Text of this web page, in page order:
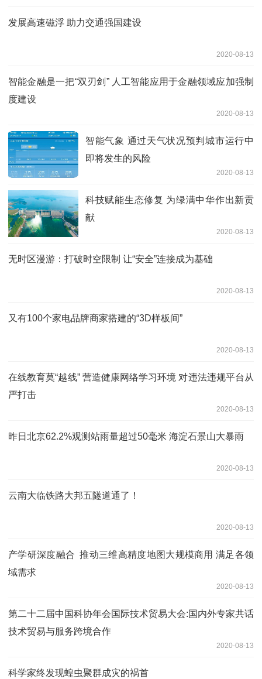
发展高速磁浮 助力交通强国建设
2020-08-13
智能金融是一把“双刃剑” 人工智能应用于金融领域应加强制
度建设
2020-08-13
智能气象 通过天气状况预判城市运行中
即将发生的风险
2020-08-13
科技赋能生态修复 为绿满中华作出新贡
献
2020-08-13
无时区漫游：打破时空限制 让“安全”连接成为基础
2020-08-13
又有100个家电品牌商家搭建的“3D样板间”
2020-08-13
在线教育莫“越线” 营造健康网络学习环境 对违法违规平台从
严打击
2020-08-13
昨日北京62.2%观测站雨量超过50毫米 海淀石景山大暴雨
2020-08-13
云南大临铁路大邦五隧道通了！
2020-08-13
产学研深度融合 推动三维高精度地图大规模商用 满足各领
域需求
2020-08-13
第二十二届中国科协年会国际技术贸易大会:国内外专家共话
技术贸易与服务跨境合作
2020-08-13
科学家终发现蝗虫聚群成灾的祸首